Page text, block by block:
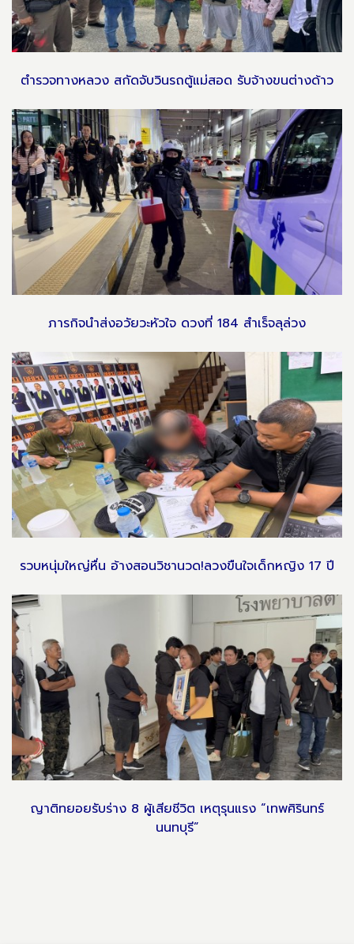
ตำรวจทางหลวง สกัดจับวินรถตู้แม่สอด รับจ้างขนต่างด้าว
ภารกิจนำส่งอวัยวะหัวใจ ดวงที่ 184 สำเร็จลุล่วง
รวบหนุ่มใหญ่หื่น อ้างสอนวิชานวด!ลวงขืนใจเด็กหญิง 17 ปี
ญาติทยอยรับร่าง 8 ผู้เสียชีวิต เหตุรุนแรง “เทพศิรินทร์
นนทบุรี”